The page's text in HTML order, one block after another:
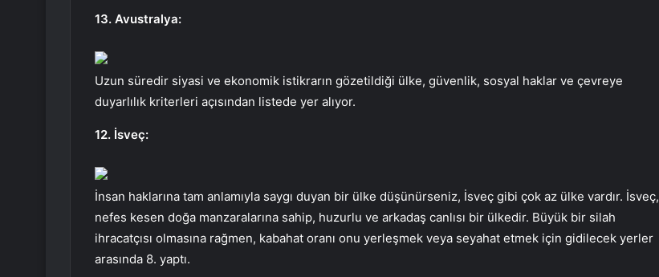
13. Avustralya:
Uzun süredir siyasi ve ekonomik istikrarın gözetildiği ülke, güvenlik, sosyal haklar ve çevreye
duyarlılık kriterleri açısından listede yer alıyor.
12. İsveç:
İnsan haklarına tam anlamıyla saygı duyan bir ülke düşünürseniz, İsveç gibi çok az ülke vardır. İsveç,
nefes kesen doğa manzaralarına sahip, huzurlu ve arkadaş canlısı bir ülkedir. Büyük bir silah
ihracatçısı olmasına rağmen, kabahat oranı onu yerleşmek veya seyahat etmek için gidilecek yerler
arasında 8. yaptı.